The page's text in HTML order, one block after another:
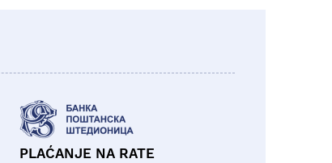
PLAĆANJE NA RATE